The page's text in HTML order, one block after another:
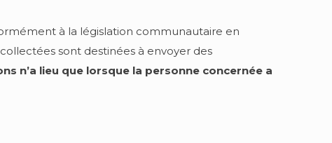
à la législation communautaire en
sont destinées à envoyer des
n’a lieu que lorsque la personne concernée a